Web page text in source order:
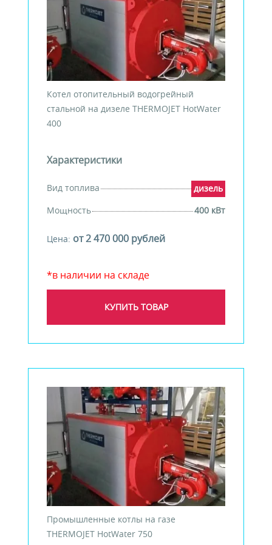
Котел отопительный водогрейный
стальной на дизеле THERMOJET HotWater
400
Характеристики
Вид топлива
дизель
Мощность
400 кВт
Цена: от 2 470 000 рублей
*в наличии на складе
КУПИТЬ ТОВАР
Промышленные котлы на газе
THERMOJET HotWater 750